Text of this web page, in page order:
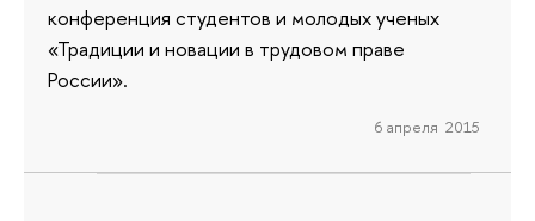
конференция студентов и молодых ученых
«Традиции и новации в трудовом праве
России».
6 апреля 2015